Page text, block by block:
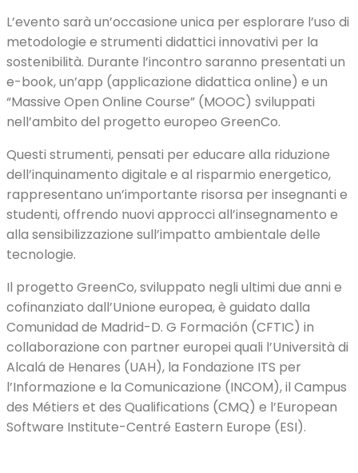
L’evento sarà un’occasione unica per esplorare l’uso di
metodologie e strumenti didattici innovativi per la
sostenibilità. Durante l’incontro saranno presentati un
e-book, un’app (applicazione didattica online) e un
“Massive Open Online Course” (MOOC) sviluppati
nell’ambito del progetto europeo GreenCo.
Questi strumenti, pensati per educare alla riduzione
dell’inquinamento digitale e al risparmio energetico,
rappresentano un’importante risorsa per insegnanti e
studenti, offrendo nuovi approcci all’insegnamento e
alla sensibilizzazione sull’impatto ambientale delle
tecnologie.
Il progetto GreenCo, sviluppato negli ultimi due anni e
cofinanziato dall’Unione europea, è guidato dalla
Comunidad de Madrid-D. G Formación (CFTIC) in
collaborazione con partner europei quali l’Università di
Alcalá de Henares (UAH), la Fondazione ITS per
l’Informazione e la Comunicazione (INCOM), il Campus
des Métiers et des Qualifications (CMQ) e l’European
Software Institute-Centré Eastern Europe (ESI).